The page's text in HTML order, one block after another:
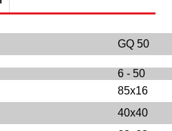
GQ 50
6 - 50
85x16
40x40